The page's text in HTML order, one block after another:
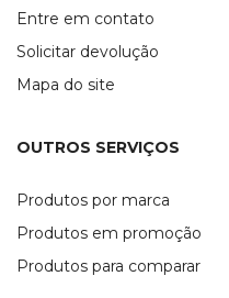
Entre em contato
Solicitar devolução
Mapa do site
OUTROS SERVIÇOS
Produtos por marca
Produtos em promoção
Produtos para comparar